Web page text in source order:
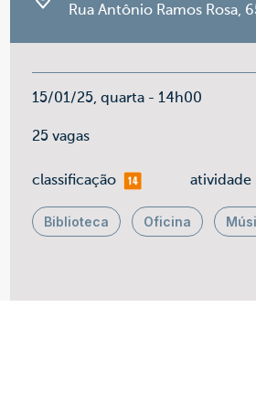
Rua Antônio Ramos Rosa,
15/01/25, quarta - 14h00
25 vagas
classificaçãomais 14 atividade
Biblioteca Oficina